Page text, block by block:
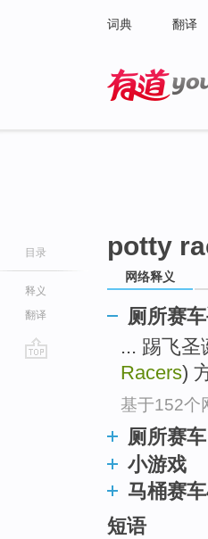
词典 翻译
目录
释义
翻译
potty
网络释义
厕所赛
... 踢飞
Racers)
基于152个
厕所赛车
小游戏
马桶赛
短语